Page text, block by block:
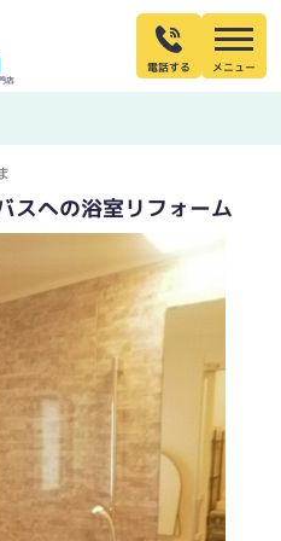
店
電話する
スへの浴室リフォーム